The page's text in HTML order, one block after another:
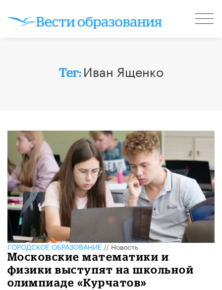
Тег: ​Иван Ященко
ГОРОДСКОЕ ОБРАЗОВАНИЕ//Новость
Московские математики и
физики выступят на школьной
олимпиаде «Курчатов»